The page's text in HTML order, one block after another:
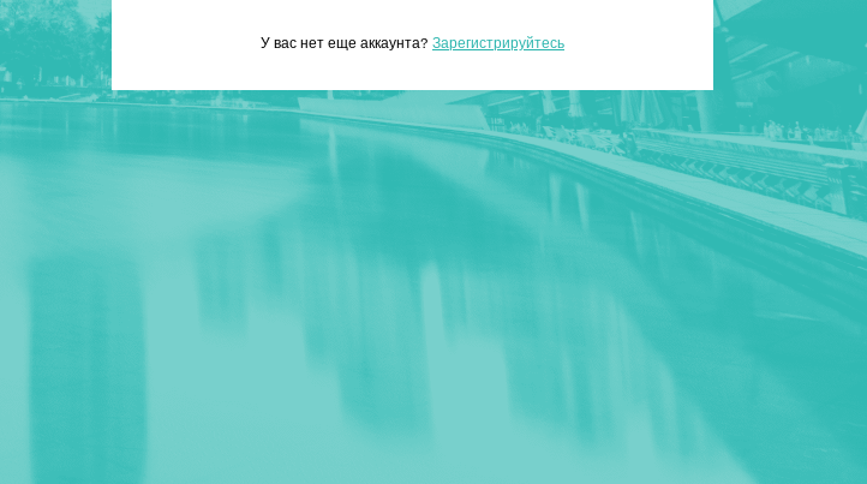
У вас нет еще аккаунта? Зарегистрируйтесь